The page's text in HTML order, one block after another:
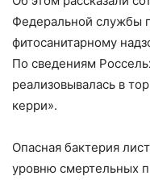
Федеральной службы
фитосанитарному
По сведениям
реализовывалась в
керри».
Опасная бактерия
уровню смертельных